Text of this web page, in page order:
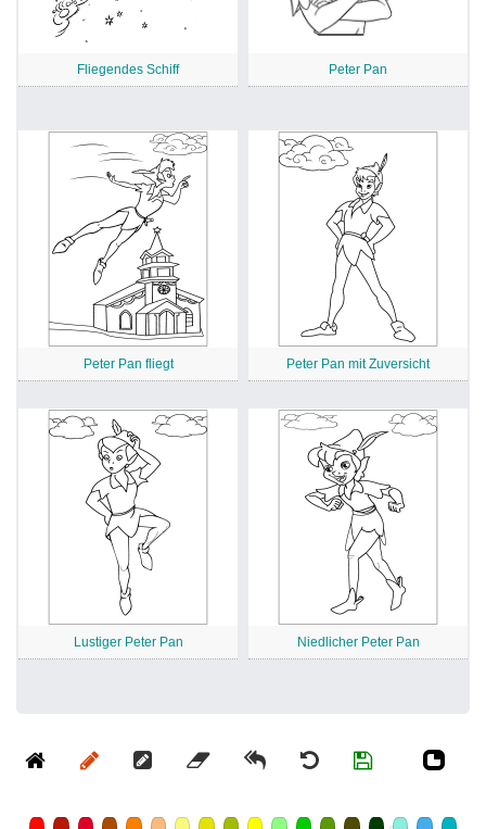
Fliegendes Schiff Peter Pan
Peter Pan fliegt Peter Pan mit Zuversicht
Lustiger Peter Pan Niedlicher Peter Pan